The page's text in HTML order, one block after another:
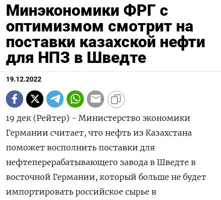
Минэкономики ФРГ с
оптимизмом смотрит на
поставки казахской нефти
для НПЗ в Шведте
19.12.2022
19 дек (Рейтер) - Министерство экономики
Германии считает, что нефть из Казахстана
поможет восполнить поставки для
нефтеперерабатывающего завода в Шведте в
восточной Германии, который больше не будет
импортировать российское сырье в